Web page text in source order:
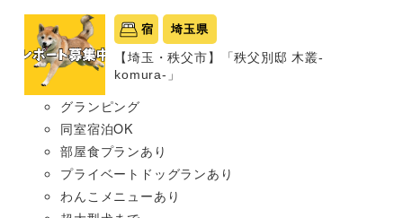
宿 埼玉県
【埼玉・秩父市】「秩父別邸 木叢-
komura-」
グランピング
同室宿泊OK
部屋食プランあり
プライベートドッグランあり
わんこメニューあり